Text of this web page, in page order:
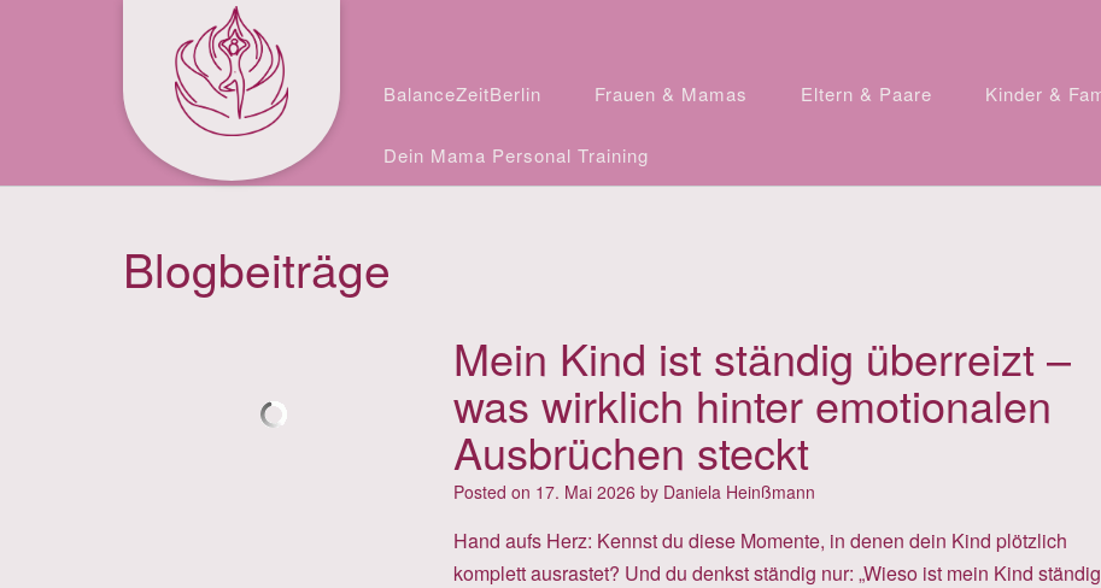
Facebook
Instagram
BalanceZeitBerlin Frauen & Mamas Eltern & Paare Kinder &
Dein Mama Personal Training
Blogbeiträge
Mein Kind ist ständig überreizt –
was wirklich hinter emotionalen
Ausbrüchen steckt
Posted on 17. Mai 2026 by Daniela Heinßmann
Hand aufs Herz: Kennst du diese Momente, in denen dein Kind plötzlich
komplett ausrastet? Und du denkst ständig nur: „Wieso ist mein Kind ständig